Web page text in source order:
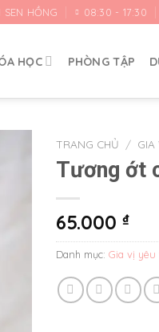
SEN HỒNG 08:30 - 17:30
HỌC PHÒNG TẬP
TRANG CHỦ / GIA
Tương ớt
65.000 ₫
Danh mục: Gia vị yêu